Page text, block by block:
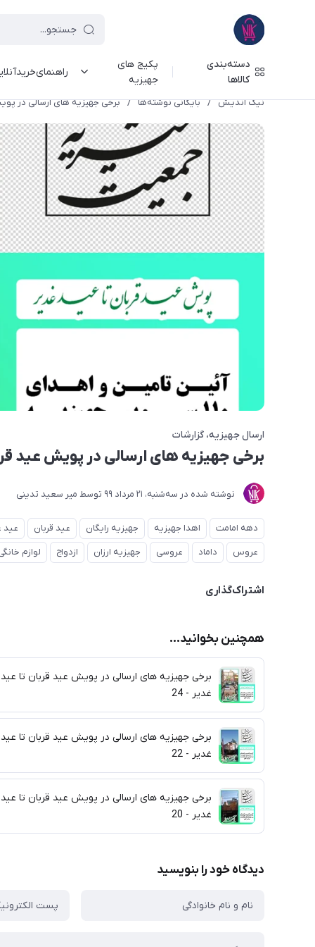
دسته‌بندی
کالاها
پکیج های
جهیزیه
نیک اندیش / بایگانی نوشته‌ها / برخی جهیزیه های ارسالی در
ارسال جهیزیه گزارشات
برخی جهیزیه های ارسالی در پویش عید
نوشته شده در ﺳﻪشنبه، 21 مرداد 99 توسط میر سعید تدینی
دهه امامت اهدا جهیزیه جهیزیه رایگان عید قربان عید
عروس
داماد عروسی جهیزیه ارزان ازدواج لوازم
اشتراک‌گذاری
همچنین بخوانید...
برخی جهیزیه های ارسالی در پویش عید قربان تا عید
غدیر - 24
برخی جهیزیه های ارسالی در پویش عید قربان تا عید
غدیر - 22
برخی جهیزیه های ارسالی در پویش عید قربان تا عید
غدیر - 20
دیدگاه خود را بنویسید